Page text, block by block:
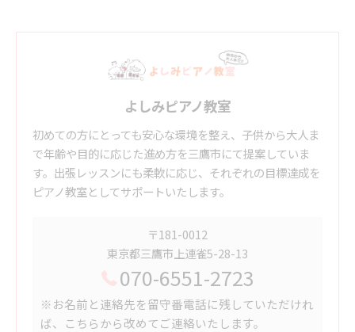
よしみピアノ教室
初めての方にとっても安心な環境を整え、子供から大人ま
で年齢や目的に応じた進め方を三鷹市にて提案していま
す。出張レッスンにも柔軟に応じ、それぞれの目標達成を
ピアノ教室としてサポートいたします。
〒181-0012
東京都三鷹市上連雀5-28-13
070-6551-2723
※お名前と連絡先を留守番電話に残していただけれ
ば、こちらから改めてご連絡いたします。